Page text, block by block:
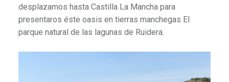
desplazamos hasta Castilla La Mancha para
presentaros éste oasis en tierras manchegas El
parque natural de las lagunas de Ruidera.